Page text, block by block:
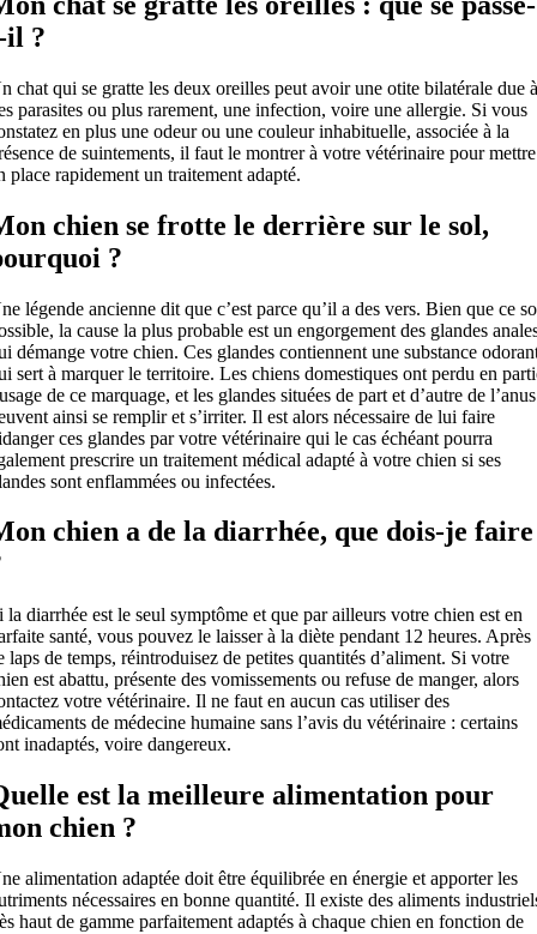
il ?
chat qui se gratte les deux oreilles peut avoir une otite bilatérale due
parasites ou plus rarement, une infection, voire une allergie. Si vous
en plus une odeur ou une couleur inhabituelle, associée à la
de suintements, il faut le montrer à votre vétérinaire pour mettre
place rapidement un traitement adapté.
chien se frotte le derrière sur le sol,
?
légende ancienne dit que c’est parce qu’il a des vers. Bien que ce
la cause la plus probable est un engorgement des glandes
démange votre chien. Ces glandes contiennent une substance
sert à marquer le territoire. Les chiens domestiques ont perdu en
de ce marquage, et les glandes situées de part et d’autre de l’anus
ainsi se remplir et s’irriter. Il est alors nécessaire de lui faire
ces glandes par votre vétérinaire qui le cas échéant pourra
prescrire un traitement médical adapté à votre chien si ses
sont enflammées ou infectées.
chien a de la diarrhée, que dois-je faire
la diarrhée est le seul symptôme et que par ailleurs votre chien est en
santé, vous pouvez le laisser à la diète pendant 12 heures. Après
laps de temps, réintroduisez de petites quantités d’aliment. Si votre
est abattu, présente des vomissements ou refuse de manger, alors
votre vétérinaire. Il ne faut en aucun cas utiliser des
de médecine humaine sans l’avis du vétérinaire : certains
inadaptés, voire dangereux.
est la meilleure alimentation pour
chien ?
alimentation adaptée doit être équilibrée en énergie et apporter les
nécessaires en bonne quantité. Il existe des aliments
haut de gamme parfaitement adaptés à chaque chien en fonction de